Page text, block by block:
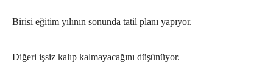
Birisi eğitim yılının sonunda tatil planı yapıyor.
Diğeri işsiz kalıp kalmayacağını düşünüyor.